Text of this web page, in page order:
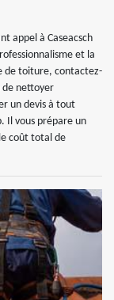
appel à Caseacsch
et la
de toiture, contactez-
de nettoyer
un devis à tout
Il vous prépare un
coût total de